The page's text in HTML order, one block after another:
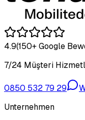
4.9(150+ Google
7/24 Müşteri
0850 532 79 29
Unternehmen